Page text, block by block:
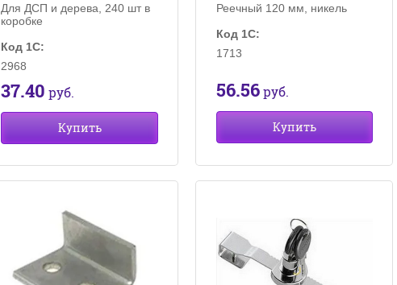
Для ДСП и дерева, 240 шт в
коробке
Код 1С:
2968
37.40 руб.
Купить
Реечный 120 мм, никель
Код 1С:
1713
56.56 руб.
Купить